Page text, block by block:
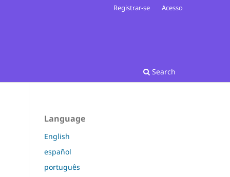
Search
Registrar-se Acesso
Language
English
español
português